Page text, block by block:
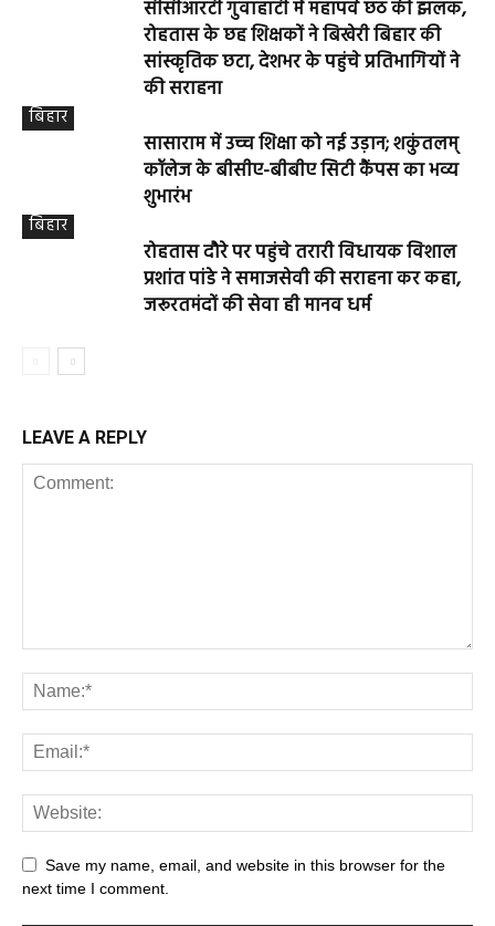
सीसीआरटी गुवाहाटी में महापर्व छठ की झलक,
रोहतास के छह शिक्षकों ने बिखेरी बिहार की
सांस्कृतिक छटा, देशभर के पहुंचे प्रतिभागियों ने
की सराहना
बिहार
सासाराम में उच्च शिक्षा को नई उड़ान; शकुंतलम्
कॉलेज के बीसीए-बीबीए सिटी कैंपस का भव्य
शुभारंभ
बिहार
रोहतास दौरे पर पहुंचे तरारी विधायक विशाल
प्रशांत पांडे ने समाजसेवी की सराहना कर कहा,
जरूरतमंदों की सेवा ही मानव धर्म
LEAVE A REPLY
Save my name, email, and website in this browser for the
next time I comment.